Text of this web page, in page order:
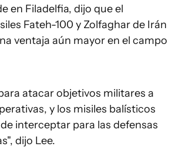
en Filadelfia, dijo que el
Fateh-100 y Zolfaghar de Irán
ventaja aún mayor en el campo
atacar objetivos militares a
y los misiles balísticos
interceptar para las defensas
dijo Lee.